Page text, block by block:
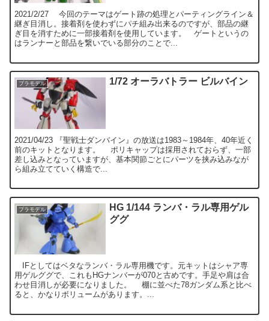
2021/2/27 今回のテーマはゲート跡の処理とパーティングライン＆
継ぎ目消し。接着剤を使わずにパチ組み出来るのですが、部品の継
ぎ目を消すために一部接着剤を使用しています。 ゲートというの
はランナーと部品を繋いでいる部分のことで...
プラモデル 1/72 オーラバトラー ビルバイン
2021/04/23 『聖戦士ダンバイン』の放送は1983～1984年、40年近く
前のキットとなります。 ポリキャップは採用されておらず、一部
差し込みとなっていますが、基本関節ごとにパーツを挟み込みなが
ら組み立てていく構造で...
プラモデル
HG 1/144 ランバ・ラル専用ゲル
ググ
IFとしてはベタなランバ・ラル専用機です。元キットはシャア専
用ゲルググで、これもHGナンバーが070と古めです。手足や肩は合
わせ目消しが必要になりました。 棚に並べた78ガンダム系と比べ
ると、かなりボリュームがあります。...